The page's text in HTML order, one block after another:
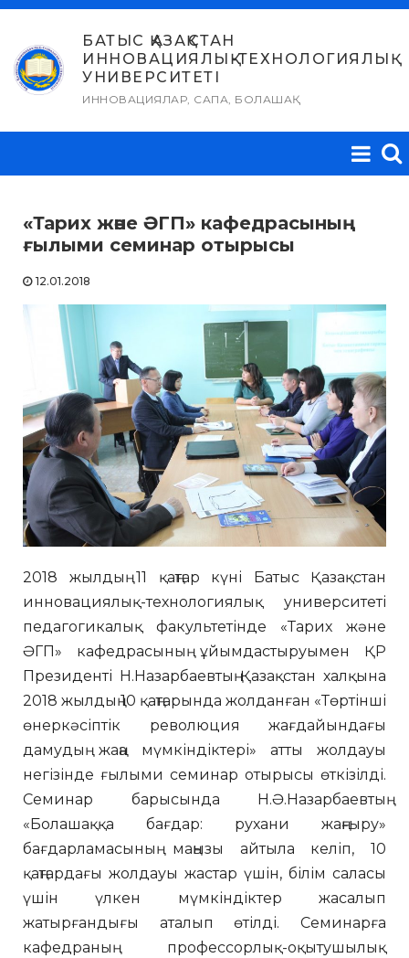
Skip
content
БАТЫС ҚАЗАҚСТАН
ИННОВАЦИЯЛЫҚ-ТЕХНОЛОГИЯЛЫҚ
УНИВЕРСИТЕТІ
ИННОВАЦИЯЛАР, САПА, БОЛАШАҚ
«Тарих және ӘГП» кафедрасының
ғылыми семинар отырысы
12.01.2018
2018 жылдың 11 қаңтар күні Батыс Қазақстан
инновациялық-технологиялық университеті
педагогикалық факультетінде «Тарих және
ӘГП» кафедрасының ұйымдастыруымен ҚР
Президенті Н.Назарбаевтың Қазақстан халқына
2018 жылдың 10 қаңтарында жолданған «Төртінші
өнеркәсіптік революция жағдайындағы
дамудың жаңа мүмкіндіктері» атты жолдауы
негізінде ғылыми семинар отырысы өткізілді.
Семинар барысында Н.Ә.Назарбаевтың
«Болашаққа бағдар: рухани жаңғыру»
бағдарламасының маңызы айтыла келіп, 10
қаңтардағы жолдауы жастар үшін, білім саласы
үшін үлкен мүмкіндіктер жасалып
жатырғандығы аталып өтілді. Семинарға
кафедраның профессорлық-оқытушылық